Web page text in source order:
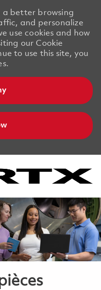
a better browsing
and personalize
use cookies and how
our Cookie
to use this site, you